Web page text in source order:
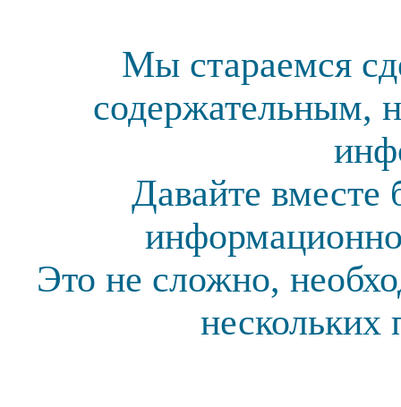
Мы стараемся
содержательным,
Давайте вместе
Это не сложно,
нескольких